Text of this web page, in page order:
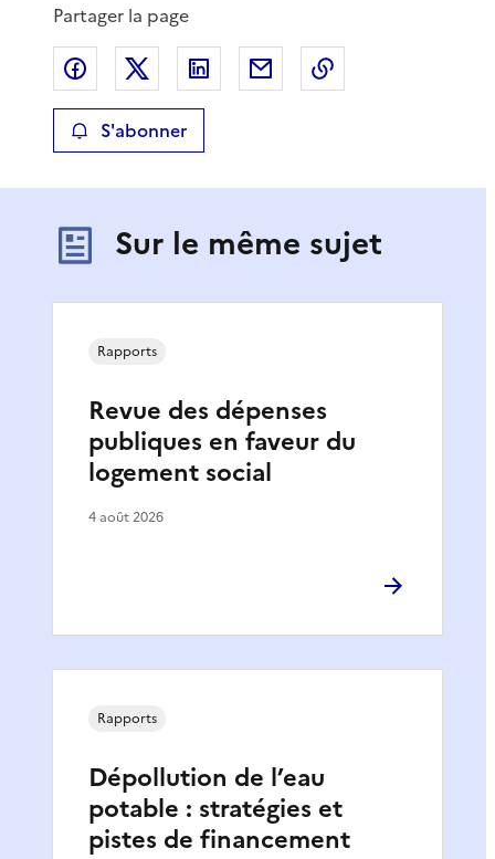
Partager la page
Partager sur Facebook
Partager sur XPartager sur LinkedIn
Partager par email
S'abonner
Sur le même sujet
Revue des dépenses
publiques en faveur du
logement social
Rapports
4 août 2026
Dépollution de l’eau
potable : stratégies et
pistes de financement
Rapports